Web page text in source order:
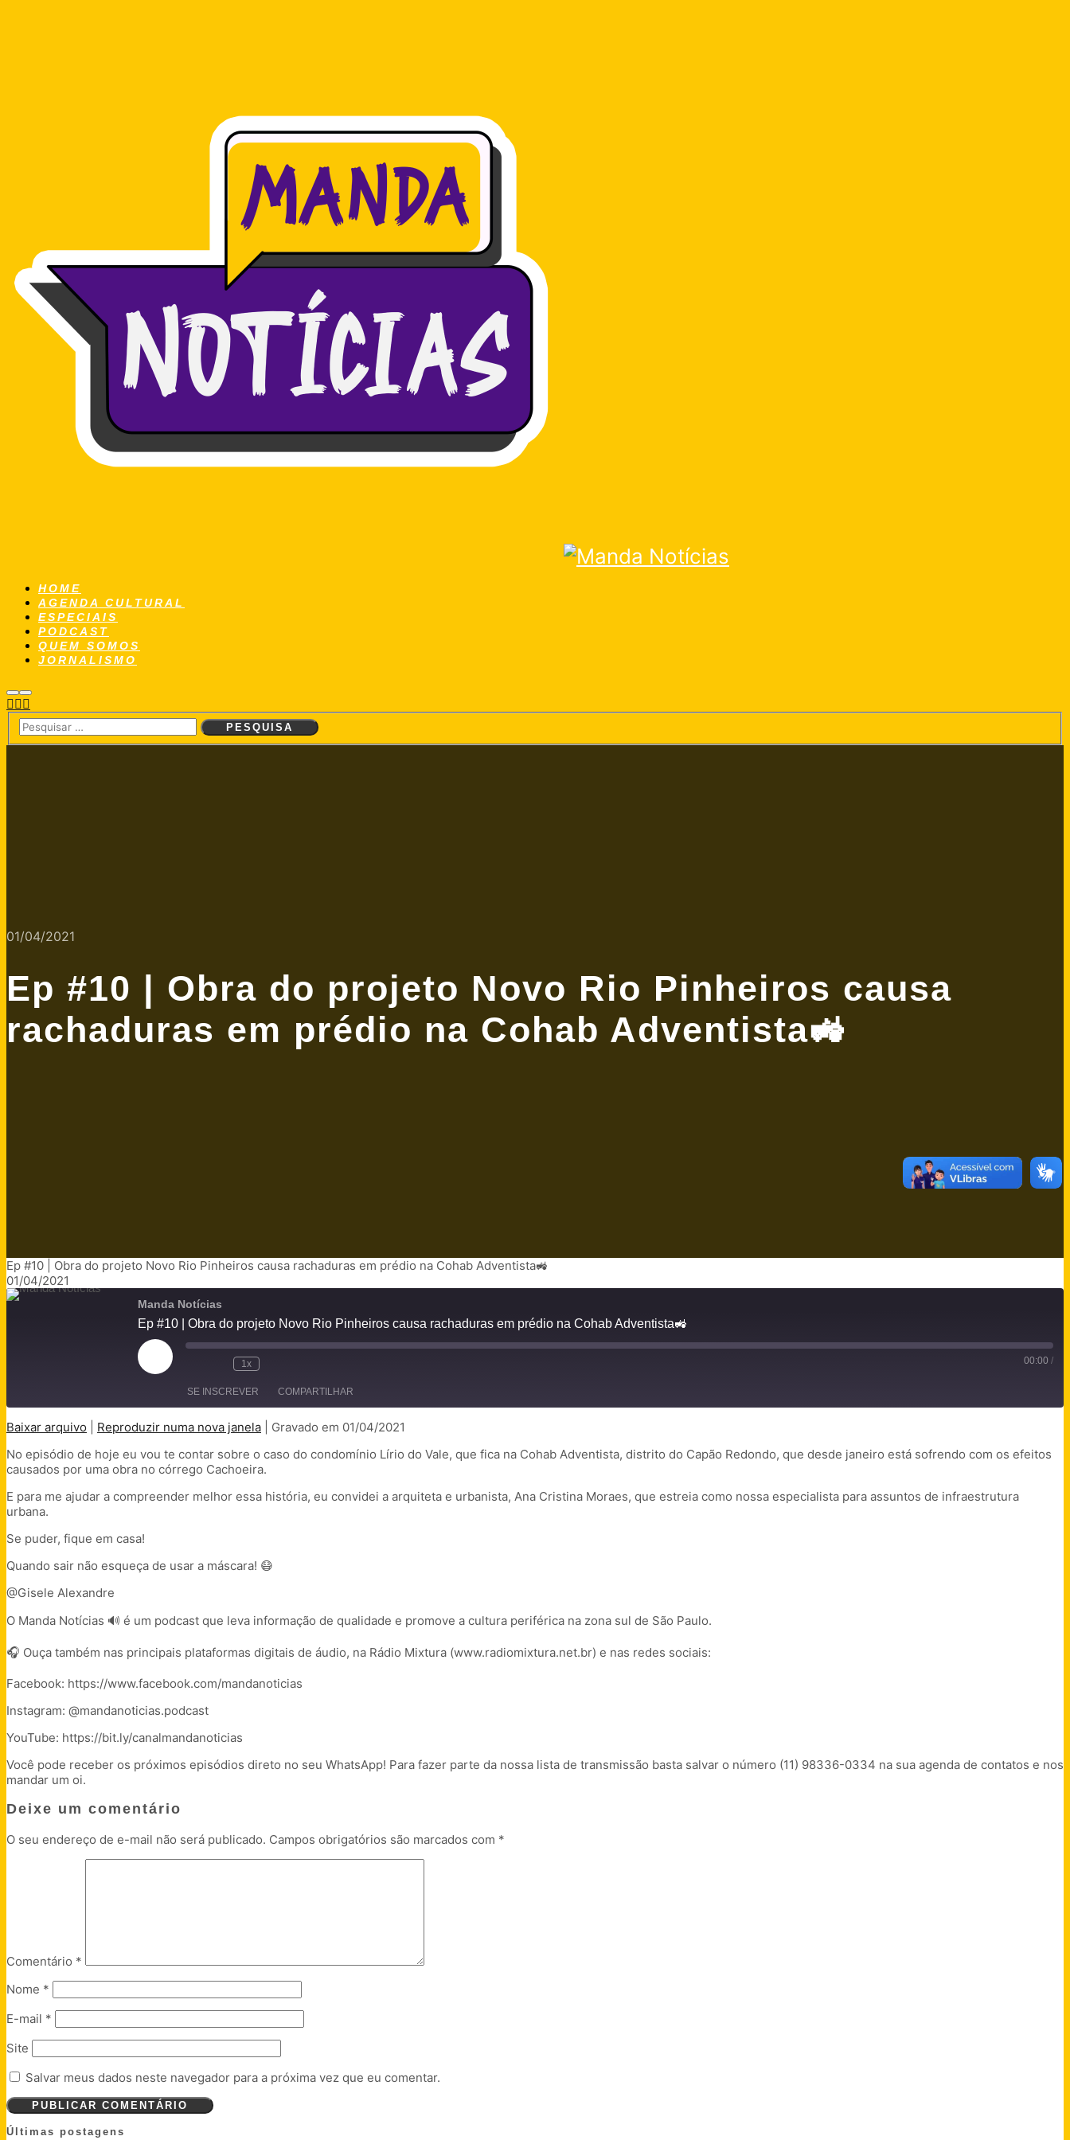
HOME
AGENDA CULTURAL
ESPECIAIS
PODCAST
QUEM SOMOS
JORNALISMO
01/04/2021
Ep #10 | Obra do projeto Novo Rio Pinheiros causa
rachaduras em prédio na Cohab Adventista🚜
Ep #10 | Obra do projeto Novo Rio Pinheiros causa rachaduras em prédio na Cohab Adventista🚜
01/04/2021
Manda Notícias
Ep #10 | Obra do projeto Novo Rio Pinheiros causa rachaduras em prédio na Cohab Adventista🚜
1x 00:00 /
SE INSCREVER COMPARTILHAR
FEED RSS
LINK
INCORPORAR
Baixar arquivo Reproduzir numa nova janela
Gravado em 01/04/2021
No episódio de hoje eu vou te contar sobre o caso do condomínio Lírio do Vale, que fica na Cohab Adventista, distrito do Capão Redondo, que desde janeiro está sofrendo com os efeitos
causados por uma obra no córrego Cachoeira.
E para me ajudar a compreender melhor essa história, eu convidei a arquiteta e urbanista, Ana Cristina Moraes, que estreia como nossa especialista para assuntos de infraestrutura
urbana.
Se puder, fique em casa!
Quando sair não esqueça de usar a máscara! 😷
@Gisele Alexandre
O Manda Notícias 🔊 é um podcast que leva informação de qualidade e promove a cultura periférica na zona sul de São Paulo.
🎧 Ouça também nas principais plataformas digitais de áudio, na Rádio Mixtura (www.radiomixtura.net.br) e nas redes sociais:
Facebook: https://www.facebook.com/mandanoticias
Instagram: @mandanoticias.podcast
YouTube: https://bit.ly/canalmandanoticias
Você pode receber os próximos episódios direto no seu WhatsApp! Para fazer parte da nossa lista de transmissão basta salvar o número (11) 98336-0334 na sua agenda de contatos e nos
mandar um oi.
Deixe um comentário
O seu endereço de e-mail não será publicado. Campos obrigatórios são marcados com *
Comentário *
Nome *
E-mail *
Site
Salvar meus dados neste navegador para a próxima vez que eu comentar.
Últimas postagens